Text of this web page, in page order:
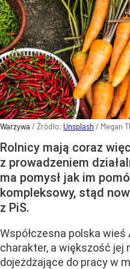
Warzywa / Źródło: Unsplash / Megan
Rolnicy mają coraz
z prowadzeniem
ma pomysł jak im
kompleksowy, stąd
z PiS.
Współczesna polska wieś
charakter, a większość jej
dojeżdżające do pracy w